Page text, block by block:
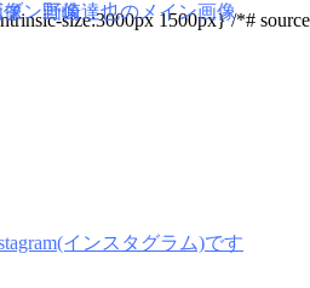
size:3000px 1500px} /*#